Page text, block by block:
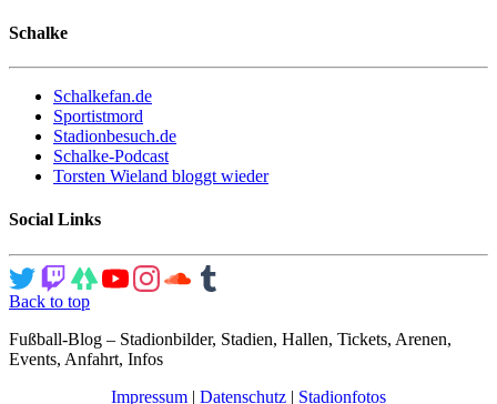
Schalke
Schalkefan.de
Sportistmord
Stadionbesuch.de
Schalke-Podcast
Torsten Wieland bloggt wieder
Social Links
Back to top
Fußball-Blog – Stadionbilder, Stadien, Hallen, Tickets, Arenen,
Events, Anfahrt, Infos
Impressum | Datenschutz | Stadionfotos